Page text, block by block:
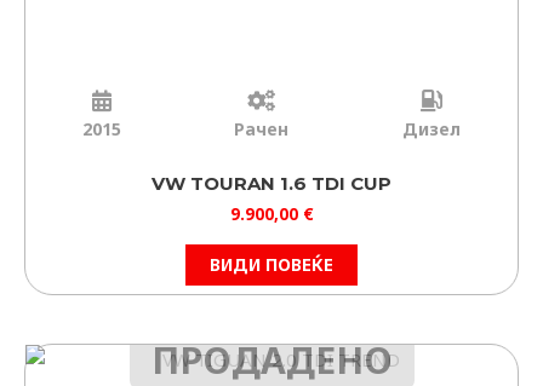
2015 Рачен Дизел
VW TOURAN 1.6 TDI CUP
9.900,00 €
ВИДИ ПОВЕЌЕ
ПРОДАДЕНО